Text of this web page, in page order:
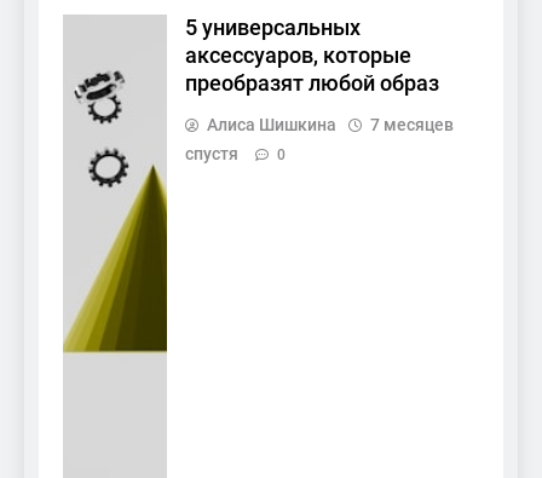
5 универсальных
аксессуаров, которые
преобразят любой образ
Алиса Шишкина
7 месяцев
спустя
0